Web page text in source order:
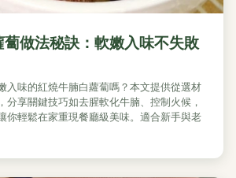
做法秘訣：軟嫩入味不失敗
入味的紅燒牛腩白蘿蔔嗎？本文提供從選材
分享關鍵技巧如去腥軟化牛腩、控制火候，
你輕鬆在家重現餐廳級美味。適合新手與老